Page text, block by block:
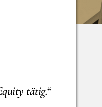
tätig.“